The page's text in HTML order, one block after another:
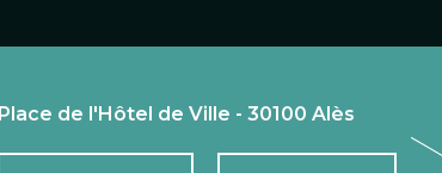
Place de l'Hôtel de Ville - 30100 Alès